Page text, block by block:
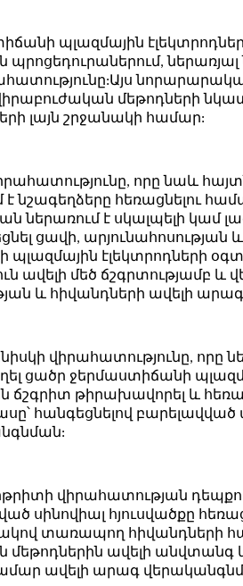
պլազմային
պրոցեդուրաներում,
մեթոդների
լայն շրջանակի համար:
որը նաև
նշագեղձերը հեռացնելու
ներառում է սկալպելի կամ
ցավի,
պլազմային էլեկտրոդների
ավելի մեծ ճշգրտությամբ և
և հիվանդների ավելի
վիրահատությունը, որը
ցածր ջերմաստիճանի
ճշգրիտ թիրախավորել և
հանգեցնելով
վիրահատության
սինովիալ հյուսվածքը
տառապող հիվանդների
ավելի անվտանգ և
ավելի արագ